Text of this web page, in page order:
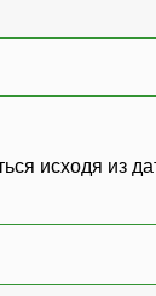
исходя из